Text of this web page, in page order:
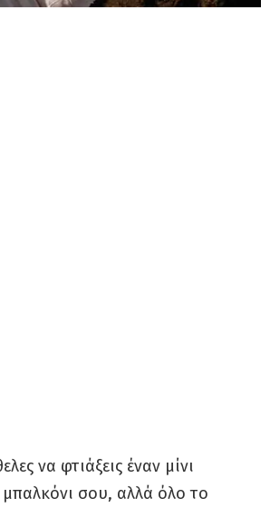
να φτιάξεις έναν μίνι
σου, αλλά όλο το